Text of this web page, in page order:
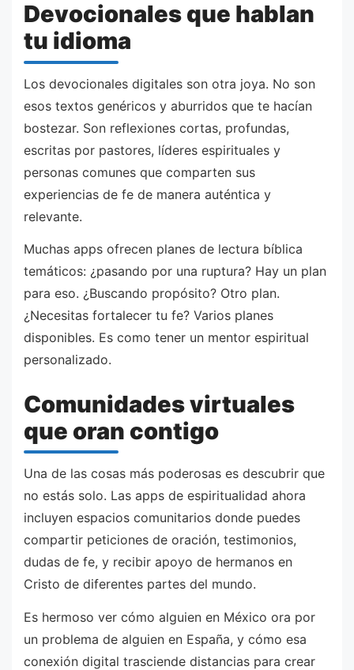
Devocionales que hablan
tu idioma
Los devocionales digitales son otra joya. No son
esos textos genéricos y aburridos que te hacían
bostezar. Son reflexiones cortas, profundas,
escritas por pastores, líderes espirituales y
personas comunes que comparten sus
experiencias de fe de manera auténtica y
relevante.
Muchas apps ofrecen planes de lectura bíblica
temáticos: ¿pasando por una ruptura? Hay un plan
para eso. ¿Buscando propósito? Otro plan.
¿Necesitas fortalecer tu fe? Varios planes
disponibles. Es como tener un mentor espiritual
personalizado.
Comunidades virtuales
que oran contigo
Una de las cosas más poderosas es descubrir que
no estás solo. Las apps de espiritualidad ahora
incluyen espacios comunitarios donde puedes
compartir peticiones de oración, testimonios,
dudas de fe, y recibir apoyo de hermanos en
Cristo de diferentes partes del mundo.
Es hermoso ver cómo alguien en México ora por
un problema de alguien en España, y cómo esa
conexión digital trasciende distancias para crear